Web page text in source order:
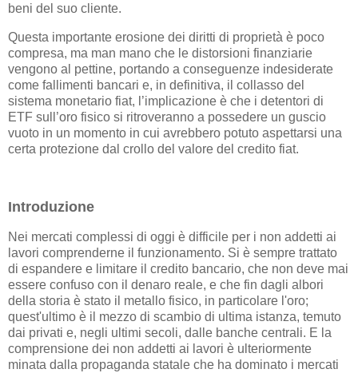
beni del suo cliente.
Questa importante erosione dei diritti di proprietà è poco
compresa, ma man mano che le distorsioni finanziarie
vengono al pettine, portando a conseguenze indesiderate
come fallimenti bancari e, in definitiva, il collasso del
sistema monetario fiat, l’implicazione è che i detentori di
ETF sull’oro fisico si ritroveranno a possedere un guscio
vuoto in un momento in cui avrebbero potuto aspettarsi una
certa protezione dal crollo del valore del credito fiat.
Introduzione
Nei mercati complessi di oggi è difficile per i non addetti ai
lavori comprenderne il funzionamento. Si è sempre trattato
di espandere e limitare il credito bancario, che non deve mai
essere confuso con il denaro reale, e che fin dagli albori
della storia è stato il metallo fisico, in particolare l'oro;
quest'ultimo è il mezzo di scambio di ultima istanza, temuto
dai privati e, negli ultimi secoli, dalle banche centrali. E la
comprensione dei non addetti ai lavori è ulteriormente
minata dalla propaganda statale che ha dominato i mercati